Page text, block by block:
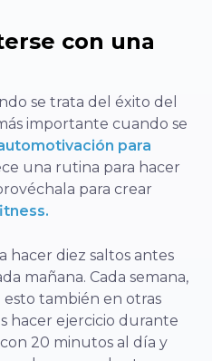
con una
se trata del éxito del
importante cuando se
para
una rutina para hacer
para crear
hacer diez saltos antes
mañana. Cada semana,
también en otras
hacer ejercicio durante
20 minutos al día y